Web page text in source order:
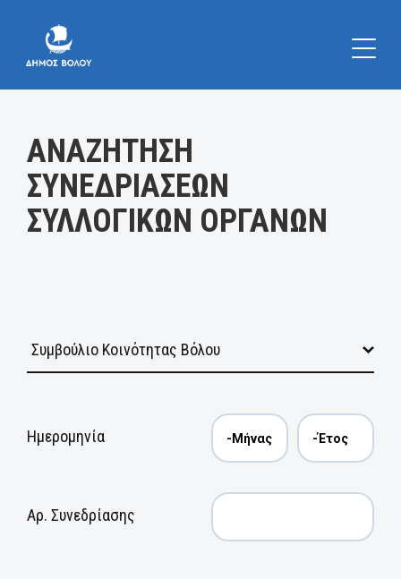
ΑΝΑΖΗΤΗΣΗ
ΣΥΝΕΔΡΙΑΣΕΩΝ
ΣΥΛΛΟΓΙΚΩΝ ΟΡΓΑΝΩΝ
Ημερομηνία
Αρ. Συνεδρίασης